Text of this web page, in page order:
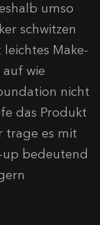
umso
schwitzen
leichtes Make-
wie
nicht
das Produkt
trage es mit
up bedeutend